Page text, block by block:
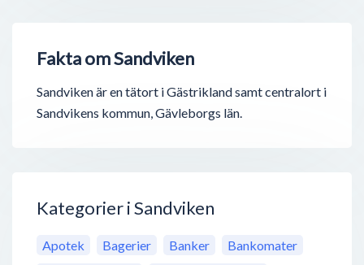
Fakta om Sandviken
Sandviken är en tätort i Gästrikland samt centralort i
Sandvikens kommun, Gävleborgs län.
Kategorier i Sandviken
Apotek Bagerier Banker
Bankomater